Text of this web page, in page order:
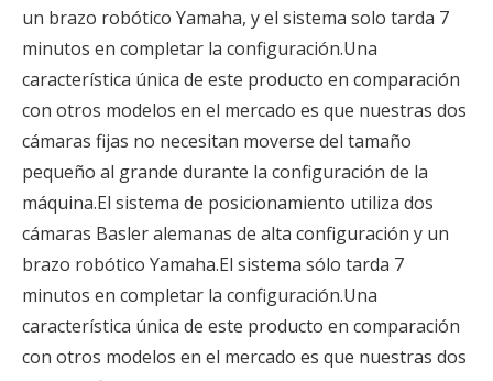
un brazo robótico Yamaha, y el sistema solo tarda 7
minutos en completar la configuración.Una
característica única de este producto en comparación
con otros modelos en el mercado es que nuestras dos
cámaras fijas no necesitan moverse del tamaño
pequeño al grande durante la configuración de la
máquina.El sistema de posicionamiento utiliza dos
cámaras Basler alemanas de alta configuración y un
brazo robótico Yamaha.El sistema sólo tarda 7
minutos en completar la configuración.Una
característica única de este producto en comparación
con otros modelos en el mercado es que nuestras dos